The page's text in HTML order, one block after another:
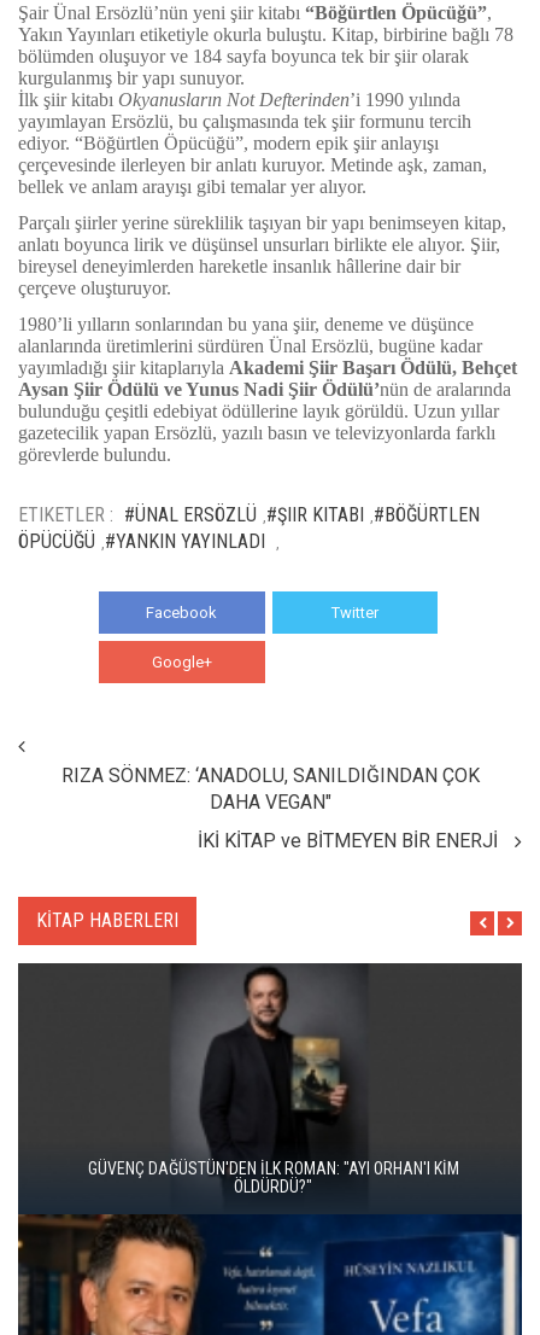
Şair Ünal Ersözlü’nün yeni şiir kitabı “Böğürtlen Öpücüğü”,
Yakın Yayınları etiketiyle okurla buluştu. Kitap, birbirine bağlı 78
bölümden oluşuyor ve 184 sayfa boyunca tek bir şiir olarak
kurgulanmış bir yapı sunuyor.
İlk şiir kitabı Okyanusların Not Defterinden’i 1990 yılında
yayımlayan Ersözlü, bu çalışmasında tek şiir formunu tercih
ediyor. “Böğürtlen Öpücüğü”, modern epik şiir anlayışı
çerçevesinde ilerleyen bir anlatı kuruyor. Metinde aşk, zaman,
bellek ve anlam arayışı gibi temalar yer alıyor.
Parçalı şiirler yerine süreklilik taşıyan bir yapı benimseyen kitap,
anlatı boyunca lirik ve düşünsel unsurları birlikte ele alıyor. Şiir,
bireysel deneyimlerden hareketle insanlık hâllerine dair bir
çerçeve oluşturuyor.
1980’li yılların sonlarından bu yana şiir, deneme ve düşünce
alanlarında üretimlerini sürdüren Ünal Ersözlü, bugüne kadar
yayımladığı şiir kitaplarıyla Akademi Şiir Başarı Ödülü, Behçet
Aysan Şiir Ödülü ve Yunus Nadi Şiir Ödülü’nün de aralarında
bulunduğu çeşitli edebiyat ödüllerine layık görüldü. Uzun yıllar
gazetecilik yapan Ersözlü, yazılı basın ve televizyonlarda farklı
görevlerde bulundu.
ETIKETLER : #ÜNAL ERSÖZLÜ #ŞIIR KITABI #BÖĞÜRTLEN
ÖPÜCÜĞÜ #YANKIN YAYINLADI
Facebook Twitter
Google+
RIZA SÖNMEZ: ‘ANADOLU, SANILDIĞINDAN ÇOK
DAHA VEGAN"
İKİ KİTAP ve BİTMEYEN BİR ENERJİ
KİTAP HABERLERI
İKİ KİTAP VE BİTMEYEN BİR ENERJİ